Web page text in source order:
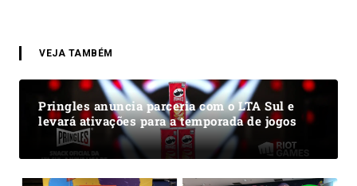
VEJA TAMBÉM
Pringles anuncia parceria com o LTA Sul e
levará ativações para a temporada de jogos